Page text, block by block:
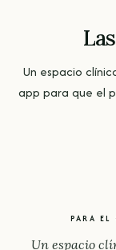
Un espacio
app para que el
PARA
Un espacio